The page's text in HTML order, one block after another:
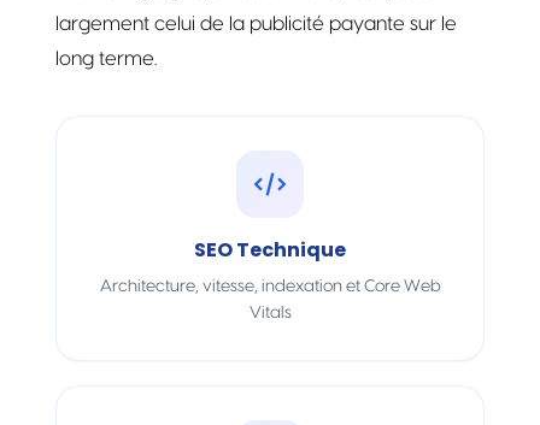
largement celui de la publicité payante sur le
long terme.
SEO Technique
Architecture, vitesse, indexation et Core Web
Vitals